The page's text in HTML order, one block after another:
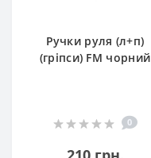
Ручки руля (л+п)
(гріпси) FM чорний
0